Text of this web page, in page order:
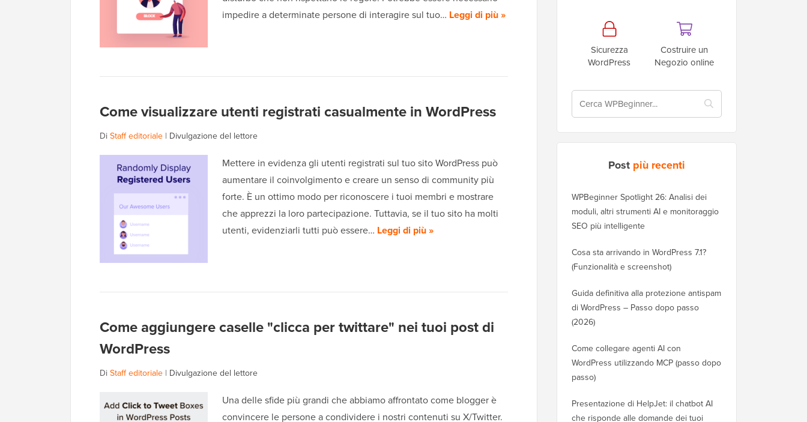
impedire a determinate persone di interagire sul tuo… Leggi di più »
Come visualizzare utenti registrati casualmente in WordPress
DiStaff editoriale | Divulgazione del lettore
Mettere in evidenza gli utenti registrati sul tuo sito WordPress può
aumentare il coinvolgimento e creare un senso di community più
forte. È un ottimo modo per riconoscere i tuoi membri e mostrare
che apprezzi la loro partecipazione. Tuttavia, se il tuo sito ha molti
utenti, evidenziarli tutti può essere… Leggi di più »
Come aggiungere caselle "clicca per twittare" nei tuoi post di
WordPress
DiStaff editoriale | Divulgazione del lettore
Una delle sfide più grandi che abbiamo affrontato come blogger è
convincere le persone a condividere i nostri contenuti su X/Twitter.
Sicurezza
WordPress
Costruire un
Negozio online
Post più recenti
WPBeginner Spotlight 26: Analisi dei
moduli, altri strumenti AI e monitoraggio
SEO più intelligente
Cosa sta arrivando in WordPress 7.1?
(Funzionalità e screenshot)
Guida definitiva alla protezione antispam
di WordPress – Passo dopo passo
(2026)
Come collegare agenti AI con
WordPress utilizzando MCP (passo dopo
passo)
Presentazione di HelpJet: il chatbot AI
che risponde alle domande dei tuoi